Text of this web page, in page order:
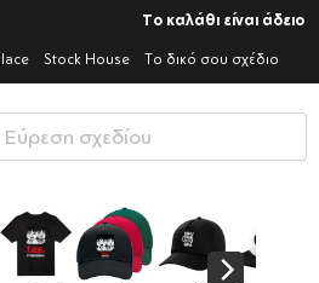
Το καλάθι είναι άδειο
Stock House Το δικό σου σχέδιο